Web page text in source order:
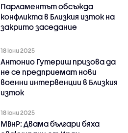
Парламентът обсъжда
конфликта в Близкия изток на
закрито заседание
18 юни 2025
Антонио Гутериш призова да
не се предприемат нови
военни интервенции в Близкия
изток
18 юни 2025
МВнР: Двама българи бяха